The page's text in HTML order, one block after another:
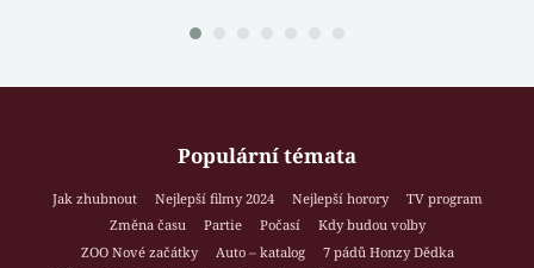
Populární témata
Jak zhubnout Nejlepší filmy 2024 Nejlepší horory
TV program
Změna času
Partie Počasí
Kdy budou volby
ZOO Nové začátky
Auto – katalog
7 pádů Honzy Dědka